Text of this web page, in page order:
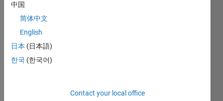
０の
場合1
の場
入力
（inf
中国
简体中文
English
日本 (日本語)
한국 (한국어)
Contact your local office